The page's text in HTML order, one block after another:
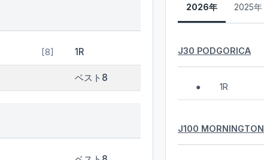
[8] 1R
ベスト8
2026年 2025年
J30 PODGORICA
● 1R
J100 MORNINGTON